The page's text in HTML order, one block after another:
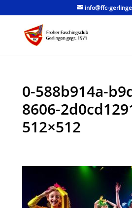
info@ffc-
0-588b914a-
8606-
512×512